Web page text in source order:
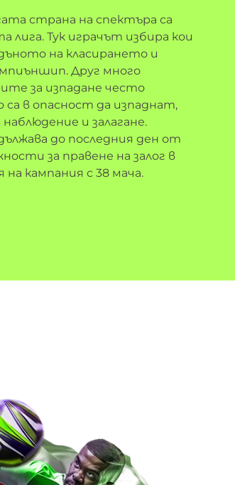
страна на спектъра са
лига. Тук играчът избира кои
на класирането и
Друг много
за изпадане често
в опасност да изпаднат,
и залагане.
до последния ден от
за правене на залог в
кампания с 38 мача.